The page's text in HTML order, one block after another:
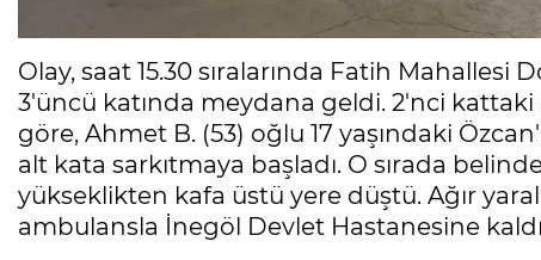
Olay, saat 15.30 sıralarında Fatih Mahallesi
3'üncü katında meydana geldi. 2'nci
göre, Ahmet B. (53) oğlu 17 yaşındaki
alt kata sarkıtmaya başladı. O sırada
yükseklikten kafa üstü yere düştü. Ağır
ambulansla İnegöl Devlet Hastanesine